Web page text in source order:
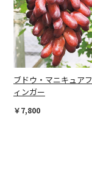
ブドウ・マニキュアフ
ィンガー
￥7,800